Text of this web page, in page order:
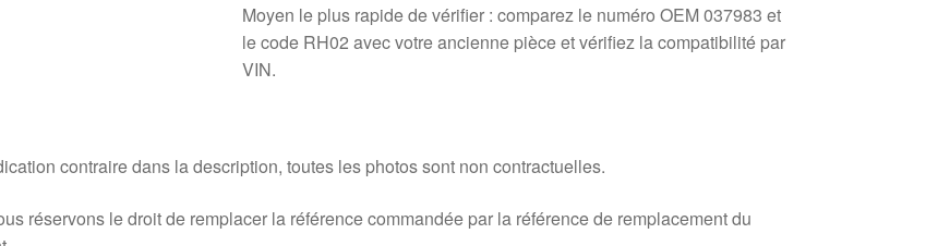
Moyen le plus rapide de vérifier : comparez le numéro OEM 037983 et
le code RH02 avec votre ancienne pièce et vérifiez la compatibilité par
VIN.
contraire dans la description, toutes les photos sont non contractuelles.
réservons le droit de remplacer la référence commandée par la référence de remplacement du